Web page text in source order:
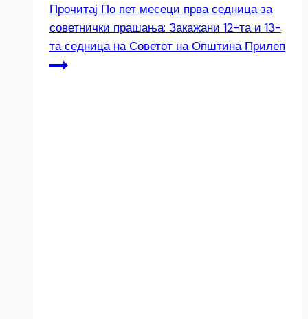
Прочитај По пет месеци прва седница за
советнички прашања: Закажани 12-та и 13-
та седница на Советот на Општина Прилеп